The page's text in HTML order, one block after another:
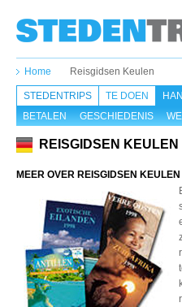
Home Reisgidsen Keulen
STEDENTRIPS TE DOEN
BETALEN
GESCHIEDENIS
REISGIDSEN KEULEN
MEER OVER REISGIDSEN KEULEN